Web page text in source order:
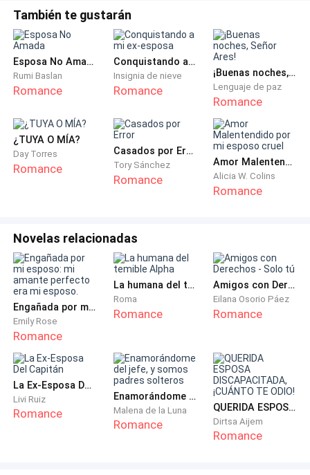
También te gustarán
Esposa No Amada
Rumi Baslan
Romance
Conquistando a mi ex-esposa
Insignia de nieve
Romance
¡Buenas noches, Señor Ares!
Lenguaje de paz
Romance
¿TUYA O MÍA?
Day Torres
Romance
Casados por Error
Tory Sánchez
Romance
Amor Malentendido por mi esposo cruel
Alicia W. Colins
Romance
Novelas relacionadas
Engañada por mi esposo: mi amante perfecto era mi esposo.
Emily Rose
Romance
La humana del temible Alpha
Roma
Romance
Amigos con Derechos - Solo tú
Eilana Osorio Páez
Romance
La Ex-Esposa Del Capitán
Livi Ruiz
Romance
Enamorándome del jefe, y somos padres solteros
Malena de la Luna
Romance
QUERIDA ESPOSA DISCAPACITADA, ¡CUÁNTO TE ODIO!
Dirtsa Aijem
Romance